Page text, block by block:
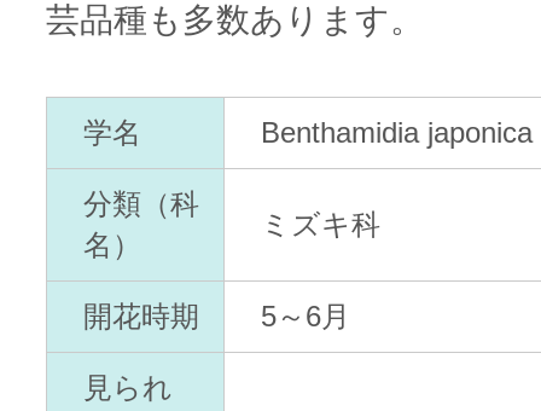
芸品種も多数あります。
学名 Benthamidia
分類（科
名）
ミズキ科
開花時期 5～6月
見られ